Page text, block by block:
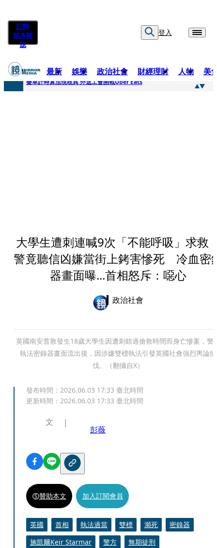
訂閱
紙本雜
誌
登入
最新 娛樂 政治社會 財經理財 人物 美
快訊
疊單計時算法現歧異 外送工會開戰Uber Eats
大學生遭刺連喊9次「不能呼吸」求救
警竟聽信凶嫌當街上銬害慘死 冷血密
器畫面曝...首相怒斥：噁心
政治社會
英國南安普敦發生18歲大學生因遭刺錯過搶救時間而身亡慘案，警
執法密錄器畫面流出後，因涉嫌雙標執法引發英國社會強烈輿論撻
伐。（翻攝自X）
發布時間： 2026.06.03 17:33 臺北時間
更新時間： 2026.06.03 17:33 臺北時間
文
彭薇
贊助本文 加入訂閱會員
英國 首相 執法過當 雙標 瀕死
密錄器
施凱爾Keir Starmar
警方 無期徒刑